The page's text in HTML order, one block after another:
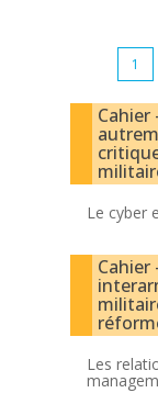
1
Cahier
Le cyber
Cahier
Les